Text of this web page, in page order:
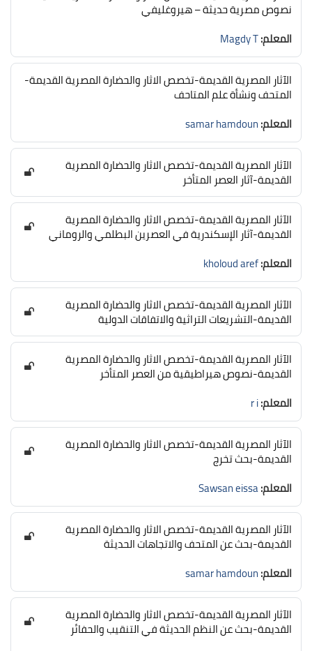
نصوص مصرية حديثة – هيروغليفي
المعلم:Magdy T
الآثار المصرية القديمة-تخصص الاثار والحضارة المصرية القديمة-
المتحف ونشأة علم المتاحف
المعلم:samar hamdoun
الآثار المصرية القديمة-تخصص الاثار والحضارة المصرية
القديمة-آثار العصر المتأخر
الآثار المصرية القديمة-تخصص الاثار والحضارة المصرية
القديمة-آثار الإسكندرية في العصرين البطلمي والروماني
المعلم:kholoud aref
الآثار المصرية القديمة-تخصص الاثار والحضارة المصرية
القديمة-التشريعات التراثية والاتفاقات الدولية
الآثار المصرية القديمة-تخصص الاثار والحضارة المصرية
القديمة-نصوص هيراطيقية من العصر المتأخر
المعلم:r i
الآثار المصرية القديمة-تخصص الاثار والحضارة المصرية
القديمة-بحث تخرج
المعلم:Sawsan eissa
الآثار المصرية القديمة-تخصص الاثار والحضارة المصرية
القديمة-بحث عن المتحف والاتجاهات الحديثة
المعلم:samar hamdoun
الآثار المصرية القديمة-تخصص الاثار والحضارة المصرية
القديمة-بحث عن النظم الحديثة في التنقيب والحفائر